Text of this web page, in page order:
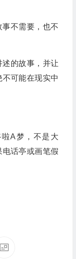
不需要，也不
的故事，并让
可能在现实中
A梦，不是大
话亭或画笔假